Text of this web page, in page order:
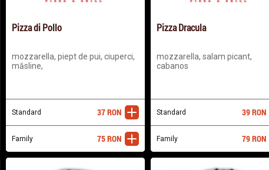
Pizza di Pollo
mozzarella, piept de pui, ciuperci,
măsline,
Standard adaugă
37RON
Family adaugă
75RON
Pizza Dracula
mozzarella, salam picant,
cabanos
Standard 39RON
Family 79RON